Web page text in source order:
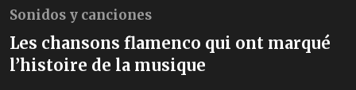
Sonidos y canciones
Les chansons flamenco qui ont marqué
l’histoire de la musique